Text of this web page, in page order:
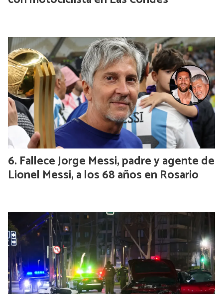
Fallece Jorge Messi, padre y agente de
Lionel Messi, a los 68 años en Rosario